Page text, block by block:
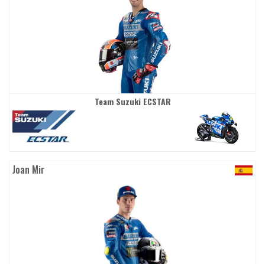
Team Suzuki ECSTAR
Joan Mir